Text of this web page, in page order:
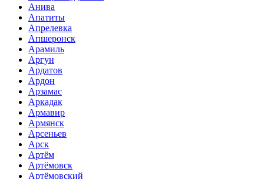
Анива
Апатиты
Апрелевка
Апшеронск
Арамиль
Аргун
Ардатов
Ардон
Арзамас
Аркадак
Армавир
Армянск
Арсеньев
Арск
Артём
Артёмовск
Артёмовский